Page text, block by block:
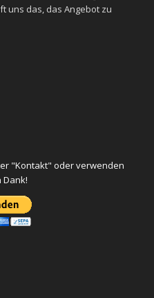
uns das, das Angebot zu
"Kontakt" oder verwenden
Dank!